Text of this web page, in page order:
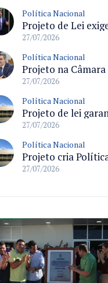
Política Nacional
27/07/2026
Política Nacional
27/07/2026
Política Nacional
27/07/2026
Política Nacional
27/07/2026